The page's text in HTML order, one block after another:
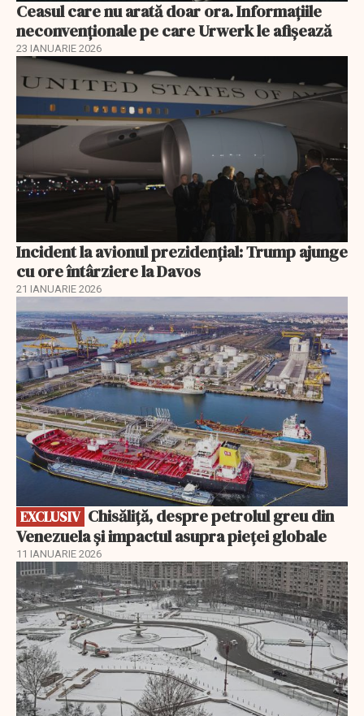
Ceasul care nu arată doar ora. Informațiile
neconvenționale pe care Urwerk le afișează
23 IANUARIE 2026
Incident la avionul prezidențial: Trump ajunge
cu ore întârziere la Davos
21 IANUARIE 2026
EXCLUSIV
EXCLUSIV
Venezuela și impactul asupra pieței globale
11 IANUARIE 2026